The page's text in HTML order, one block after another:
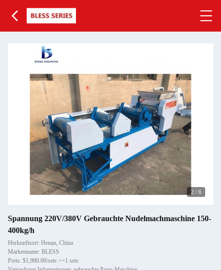
2 / 6
Spannung 220V/380V Gebrauchte Nudelmachmaschine 150-
400kg/h
Herkunftsort: Henan, China
Markenname: BLESS
Preis: $1,980.00/sets >=1 sets